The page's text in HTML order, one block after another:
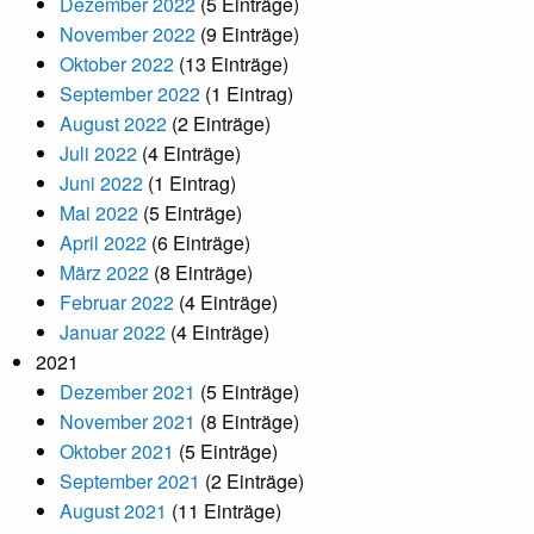
November 2022 (9 Einträge)
Oktober 2022 (13 Einträge)
September 2022 (1 Eintrag)
August 2022 (2 Einträge)
Juli 2022 (4 Einträge)
Juni 2022 (1 Eintrag)
Mai 2022 (5 Einträge)
April 2022 (6 Einträge)
März 2022 (8 Einträge)
Februar 2022 (4 Einträge)
Januar 2022 (4 Einträge)
2021
Dezember 2021 (5 Einträge)
November 2021 (8 Einträge)
Oktober 2021 (5 Einträge)
September 2021 (2 Einträge)
August 2021 (11 Einträge)